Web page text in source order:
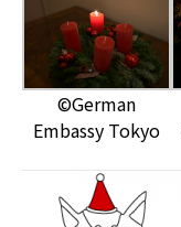
©German
Embassy Tokyo